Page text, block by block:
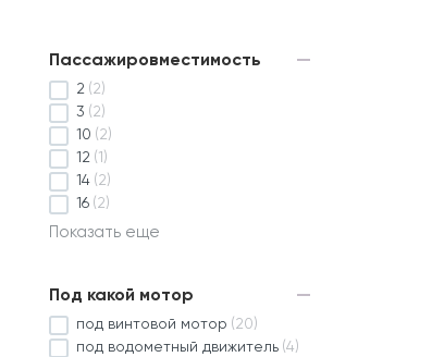
Пассажировместимость
2 (2)
3 (2)
10 (2)
12 (1)
14 (2)
16 (2)
Показать еще
Под какой мотор
под винтовой мотор (20)
под водометный движитель (4)